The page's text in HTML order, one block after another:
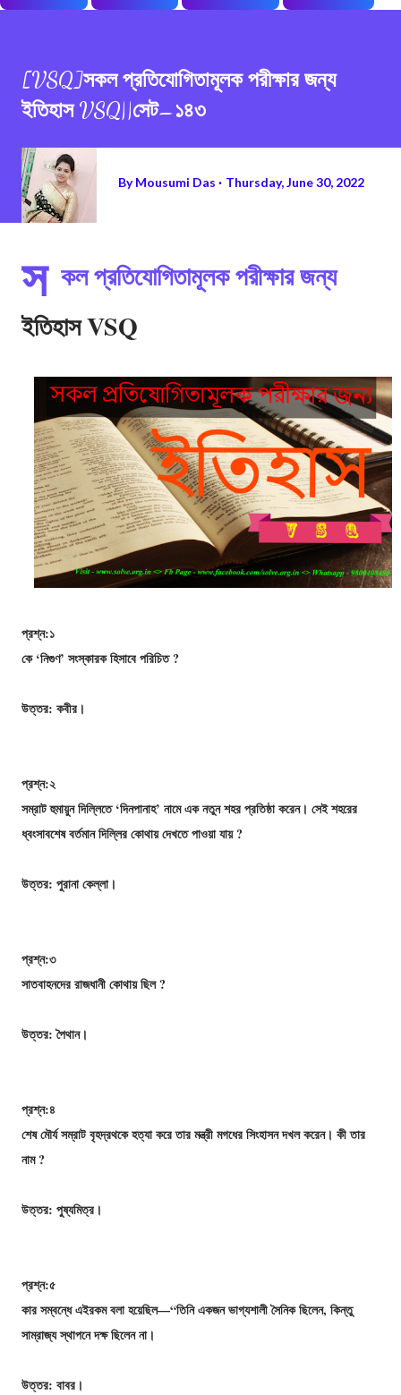
[VSQ]সকল প্রতিযোগিতামূলক পরীক্ষার জন্য
ইতিহাস VSQ||সেট–১৪৩
ByMousumi Das Thursday, June 30, 2022
স কল প্রতিযোগিতামূলক পরীক্ষার জন্য
ইতিহাস VSQ
প্রশ্ন:১
কে ‘নিগুণ’ সংস্কারক হিসাবে পরিচিত ?
উত্তর: কবীর।
প্রশ্ন:২
সম্রাট হুমায়ুন দিল্লিতে ‘দিনপানাহ’ নামে এক নতুন শহর প্রতিষ্ঠা করেন। সেই শহরের
ধ্বংসাবশেষ বর্তমান দিল্লির কোথায় দেখতে পাওয়া যায় ?
উত্তর: পুরানা কেল্লা।
প্রশ্ন:৩
সাতবাহনদের রাজধানী কোথায় ছিল ?
উত্তর: পৈথান।
প্রশ্ন:৪
শেষ মৌর্য সম্রাট বৃহদ্রথকে হত্যা করে তার মন্ত্রী মগধের সিংহাসন দখল করেন। কী তার
নাম ?
উত্তর: পুষ্যমিত্র।
প্রশ্ন:৫
কার সম্বন্ধে এইরকম বলা হয়েছিল—“তিনি একজন ভাগ্যশালী সৈনিক ছিলেন, কিন্তু
সাম্রাজ্য স্থাপনে দক্ষ ছিলেন না।
উত্তর: বাবর।